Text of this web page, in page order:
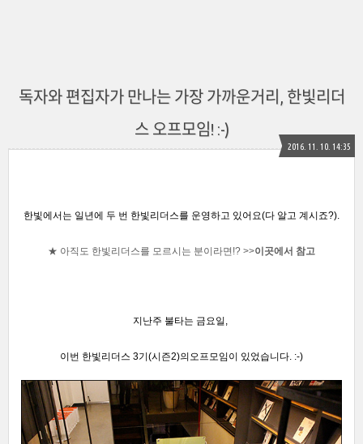
독자와 편집자가 만나는 가장 가까운거리, 한빛리더
스 오프모임! :-)
2016. 11. 10. 14:35
한빛에서는 일년에 두 번 한빛리더스를 운영하고 있어요(다 알고 계시죠?).
★ 아직도 한빛리더스를 모르시는 분이라면!? >>이곳에서 참고
지난주 불타는 금요일,
이번 한빛리더스 3기(시즌2)의 오프모임이 있었습니다. :-)